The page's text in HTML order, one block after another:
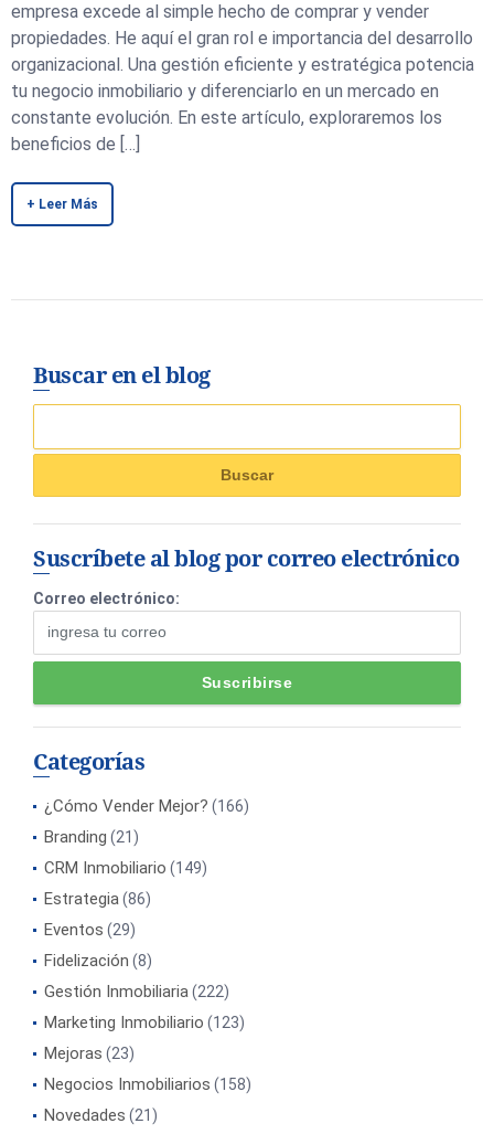
empresa excede al simple hecho de comprar y vender
propiedades. He aquí el gran rol e importancia del desarrollo
organizacional. Una gestión eficiente y estratégica potencia
tu negocio inmobiliario y diferenciarlo en un mercado en
constante evolución. En este artículo, exploraremos los
beneficios de […]
+ Leer Más
Buscar en el blog
Suscríbete al blog por correo electrónico
Correo electrónico:
Categorías
¿Cómo Vender Mejor? (166)
Branding (21)
CRM Inmobiliario (149)
Estrategia(86)
Eventos (29)
Fidelización (8)
Gestión Inmobiliaria(222)
Marketing Inmobiliario (123)
Mejoras (23)
Negocios Inmobiliarios (158)
Novedades (21)